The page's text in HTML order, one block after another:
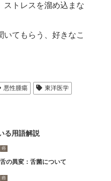
ストレスを溜め込まな
てもらう、好きなこ
悪性腫瘍
東洋医学
る用語解説
癌
舌の異変：舌菌について
癌